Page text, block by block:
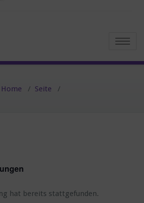
Toggle
Home / Seite /
hat bereits stattgefunden.